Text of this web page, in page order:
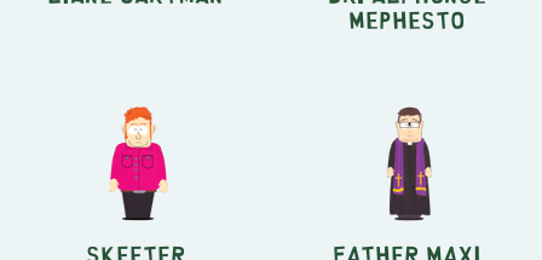
Mephesto
Skeeter Father Maxi